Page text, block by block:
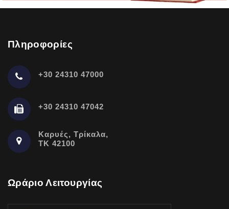
Πληροφορίες
+30 24310 47000
+30 24310 47042
Καρυές, Τρίκαλα,
ΤΚ 42100
Ωράριο Λειτουργίας